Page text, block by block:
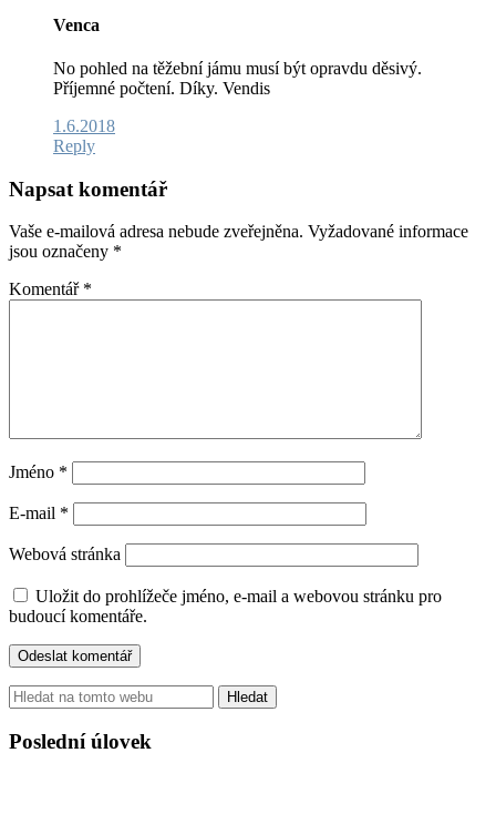
Venca
No pohled na těžební jámu musí být opravdu děsivý.
Příjemné počtení. Díky. Vendis
1.6.2018
Reply
Napsat komentář
Vaše e-mailová adresa nebude zveřejněna. Vyžadované informace
jsou označeny *
Komentář *
Jméno *
E-mail *
Webová stránka
Uložit do prohlížeče jméno, e-mail a webovou stránku pro
budoucí komentáře.
Hledat
Poslední úlovek